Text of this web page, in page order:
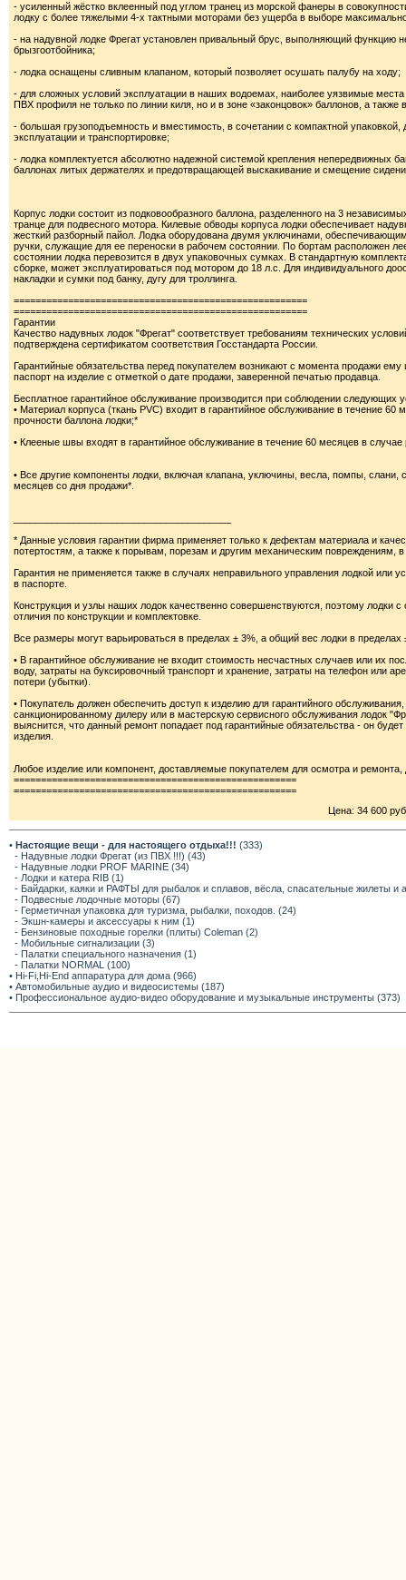
- усиленный жёстко вклеенный под углом транец из морской фанеры в
лодку с более тяжелыми 4-х тактными моторами без ущерба в выборе
- на надувной лодке Фрегат установлен привальный брус, выполняющий функцию
брызгоотбойника;
- лодка оснащены сливным клапаном, который позволяет осушать палубу на ходу;
- для сложных условий эксплуатации в наших водоемах, наиболее уязвимые
ПВХ профиля не только по линии киля, но и в зоне «законцовок» баллонов, а также
- большая грузоподъемность и вместимость, в сочетании с компактной
эксплуатации и транспортировке;
- лодка комплектуется абсолютно надежной системой крепления непередвижных
баллонах литых держателях и предотвращающей выскакивание и смещение
Корпус лодки состоит из подковообразного баллона, разделенного на 3
транце для подвесного мотора. Килевые обводы корпуса лодки обеспечивает
жесткий разборный пайол. Лодка оборудована двумя уключинами,
ручки, служащие для ее переноски в рабочем состоянии. По бортам расположен
состоянии лодка перевозится в двух упаковочных сумках. В стандартную
сборке, может эксплуатироваться под мотором до 18 л.с. Для индивидуального
накладки и сумки под банку, дугу для троллинга.
======================================================
======================================================
Гарантии
Качество надувных лодок "Фрегат" соответствует требованиям технических
подтверждена сертификатом соответствия Госстандарта России.
Гарантийные обязательства перед покупателем возникают с момента продажи
паспорт на изделие с отметкой о дате продажи, заверенной печатью продавца.
Бесплатное гарантийное обслуживание производится при соблюдении следующих
• Материал корпуса (ткань PVC) входит в гарантийное обслуживание в течение
прочности баллона лодки;*
• Клееные швы входят в гарантийное обслуживание в течение 60 месяцев в случае
• Все другие компоненты лодки, включая клапана, уключины, весла, помпы, слани,
месяцев со дня продажи*.
* Данные условия гарантии фирма применяет только к дефектам материала и
потертостям, а также к порывам, порезам и другим механическим повреждениям,
Гарантия не применяется также в случаях неправильного управления лодкой или
в паспорте.
Конструкция и узлы наших лодок качественно совершенствуются, поэтому лодки
отличия по конструкции и комплектовке.
Все размеры могут варьироваться в пределах ± 3%, а общий вес лодки в пределах
• В гарантийное обслуживание не входит стоимость несчастных случаев или их
воду, затраты на буксировочный транспорт и хранение, затраты на телефон или
потери (убытки).
• Покупатель должен обеспечить доступ к изделию для гарантийного
санкционированному дилеру или в мастерскую сервисного обслуживания лодок
выяснится, что данный ремонт попадает под гарантийные обязательства - он
изделия.
Любое изделие или компонент, доставляемые покупателем для осмотра и
====================================================
====================================================
Цена: 34 600
• Настоящие вещи - для настоящего отдыха!!! (333)
- Надувные лодки Фрегат (из ПВХ !!!) (43)
- Надувные лодки PROF MARINE (34)
- Лодки и катера RIB (1)
- Байдарки, каяки и РАФТЫ для рыбалок и сплавов, вёсла, спасательные жилеты и
- Подвесные лодочные моторы (67)
- Герметичная упаковка для туризма, рыбалки, походов. (24)
- Экшн-камеры и аксессуары к ним (1)
- Бензиновые походные горелки (плиты) Coleman (2)
- Мобильные сигнализации (3)
- Палатки специального назначения (1)
- Палатки NORMAL (100)
• Hi-Fi,Hi-End аппаратура для дома (966)
• Автомобильные аудио и видеосистемы (187)
• Профессиональное аудио-видео оборудование и музыкальные инструменты (373)